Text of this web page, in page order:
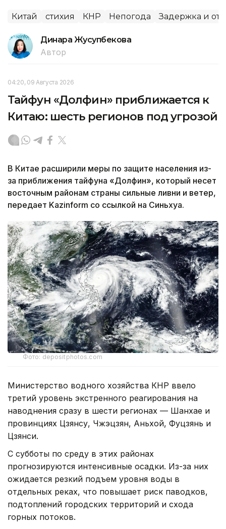
Китай стихия КНР Непогода Задержка и
Динара Жусупбекова
Автор
04:20, 09 Августа 2026
Тайфун «Долфин» приближается к
Китаю: шесть регионов под угрозой
В Китае расширили меры по защите населения из-
за приближения тайфуна «Долфин», который несет
восточным районам страны сильные ливни и ветер,
передает Kazinform со ссылкой на Синьхуа.
Фото: depositphotos.com
Министерство водного хозяйства КНР ввело
третий уровень экстренного реагирования на
наводнения сразу в шести регионах — Шанхае и
провинциях Цзянсу, Чжэцзян, Аньхой, Фуцзянь и
Цзянси.
С субботы по среду в этих районах
прогнозируются интенсивные осадки. Из-за них
ожидается резкий подъем уровня воды в
отдельных реках, что повышает риск паводков,
подтоплений городских территорий и схода
горных потоков.